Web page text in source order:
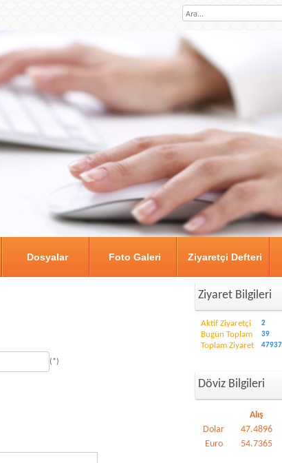
Dosyalar Foto Galeri Ziyaretçi Defteri
(*)
Ziyaret Bilgileri
Aktif Ziyaretçi 2
Bugün Toplam 39
Toplam Ziyaret 47937
Döviz Bilgileri
Alış
Dolar
47.4896
Euro
54.7365